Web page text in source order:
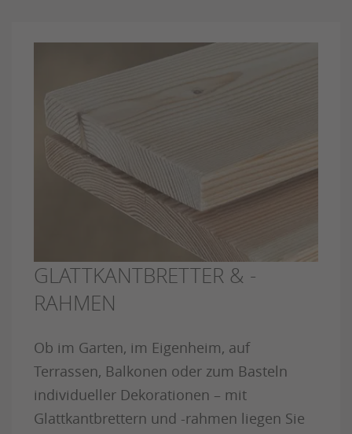
GLATTKANTBRETTER & -
RAHMEN
Ob im Garten, im Eigenheim, auf
Terrassen, Balkonen oder zum Basteln
individueller Dekorationen – mit
Glattkantbrettern und -rahmen liegen Sie